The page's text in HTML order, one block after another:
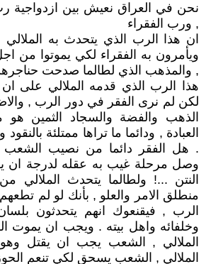
نحن في العراق نعيش بين ازدواجية
, ورب الفقراء
ان هذا الرب الذي يتحدث به
ويأمرون به الفقراء لكي يموتوا من
, والمذهب الذي لطالما صدحت
هذا الرب الذي قدمه الملالي على ان
لكن لم نرى الفقر في دور الرب ,
الذهب والفضة والسجاد الثمين هو
العبادة , ودائما ما تراها ممتلئة
. هل الفقر دائما من نصيب
وصل مرحلة غيب به عقله لدرجة ان
النتن ...! ولطالما يتحدث الملالي
منطلق الامر والعلو , بأنك لو لم
الرب , فيقنعوك انهم يتحدثون
وخلفائه واهل بيته . ويجب ان
الملالي , الشعب يجب ان يقتل
الملالي , الشعب يسحق لكي تنعم